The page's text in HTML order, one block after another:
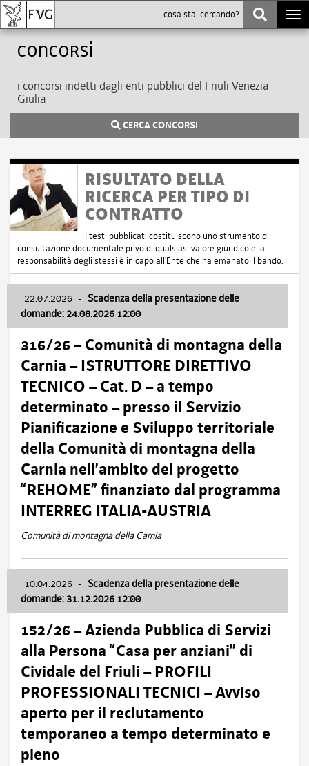
Concorsi
i concorsi indetti dagli enti pubblici del Friuli Venezia
Giulia
CERCA CONCORSI
RISULTATO DELLA
RICERCA PER TIPO DI
CONTRATTO
I testi pubblicati costituiscono uno strumento di
consultazione documentale privo di qualsiasi valore giuridico e la
responsabilità degli stessi è in capo all'Ente che ha emanato il bando.
22.07.2026 - Scadenza della presentazione delle
domande: 24.08.2026 12:00
316/26 – Comunità di montagna della
Carnia – ISTRUTTORE DIRETTIVO
TECNICO – Cat. D – a tempo
determinato – presso il Servizio
Pianificazione e Sviluppo territoriale
della Comunità di montagna della
Carnia nell’ambito del progetto
“REHOME” finanziato dal programma
INTERREG ITALIA-AUSTRIA
Comunità di montagna della Carnia
10.04.2026 - Scadenza della presentazione delle
domande: 31.12.2026 12:00
152/26 – Azienda Pubblica di Servizi
alla Persona “Casa per anziani” di
Cividale del Friuli – PROFILI
PROFESSIONALI TECNICI – Avviso
aperto per il reclutamento
temporaneo a tempo determinato e
pieno